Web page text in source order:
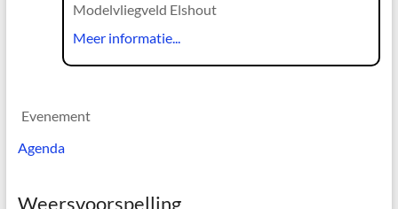
Modelvliegveld Elshout
Meer informatie...
Evenement
Agenda
Weersvoorspelling